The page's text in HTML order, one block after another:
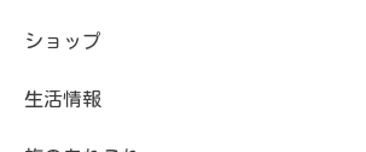
ショップ
生活情報